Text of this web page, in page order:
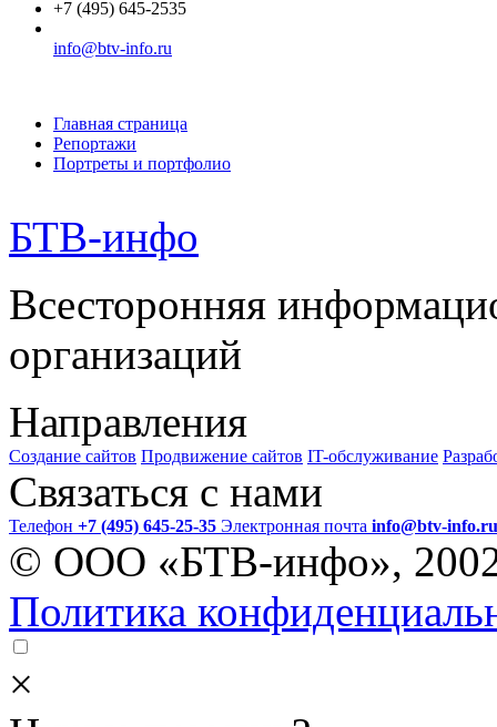
+7 (495) 645-2535
info@btv-info.ru
Главная страница
Репортажи
Портреты и портфолио
БТВ-инфо
Всесторонняя
организаций
Направления
Создание сайтов Продвижение сайтов IT-обслуживание
Связаться с нами
Телефон +7 (495) 645-25-35 Электронная почта info@btv-info.ru
© ООО «БТВ-инфо»,
Политика
×